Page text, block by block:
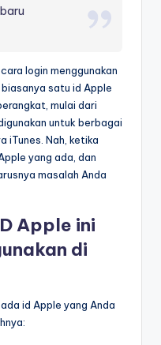
login menggunakan
satu id Apple
mulai dari
untuk berbagai
iTunes. Nah, ketika
yang ada, dan
masalah Anda
Apple ini
di
id Apple yang Anda